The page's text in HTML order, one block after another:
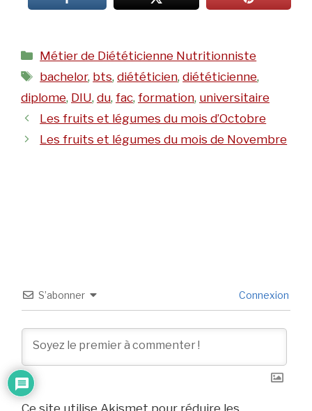
Catégories
Métier de Diététicienne Nutritionniste
Étiquettes
bachelor, bts,diététicien,diététicienne,
diplome, DIU, du, fac, formation, universitaire
Les fruits et légumes du mois d’Octobre
Les fruits et légumes du mois de Novembre
S’abonner Connexion